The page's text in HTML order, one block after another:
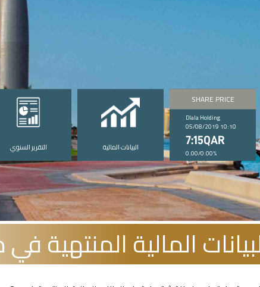
SHARE PRICE
Dlala Holding
05/08/2019 10:10
7:15QAR
0.00/0.00%
البيانات المالية التقرير السنوي
المالية المنتهية في